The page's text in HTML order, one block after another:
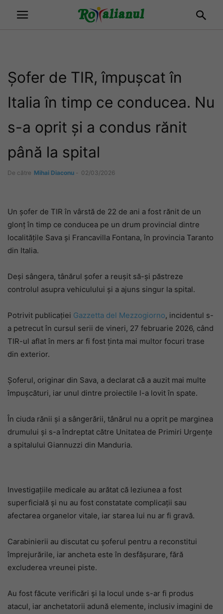
Șofer de TIR, împușcat în
Italia în timp ce conducea. Nu
s-a oprit și a condus rănit
până la spital
De către Mihai Diaconu - 02/03/2026
Un șofer de TIR în vârstă de 22 de ani a fost rănit de un
glonț în timp ce conducea pe un drum provincial dintre
localitățile Sava și Francavilla Fontana, în provincia Taranto
din Italia.
Deși sângera, tânărul șofer a reușit să-și păstreze
controlul asupra vehiculului și a ajuns singur la spital.
Potrivit publicației Gazzetta del Mezzogiorno, incidentul s-
a petrecut în cursul serii de vineri, 27 februarie 2026, când
TIR-ul aflat în mers ar fi fost ținta mai multor focuri trase
din exterior.
Șoferul, originar din Sava, a declarat că a auzit mai multe
împușcături, iar unul dintre proiectile l-a lovit în spate.
În ciuda rănii și a sângerării, tânărul nu a oprit pe marginea
drumului și s-a îndreptat către Unitatea de Primiri Urgențe
a spitalului Giannuzzi din Manduria.
Investigațiile medicale au arătat că leziunea a fost
superficială și nu au fost constatate complicații sau
afectarea organelor vitale, iar starea lui nu ar fi gravă.
Carabinierii au discutat cu șoferul pentru a reconstitui
împrejurările, iar ancheta este în desfășurare, fără
excluderea vreunei piste.
Au fost făcute verificări și la locul unde s-ar fi produs
atacul, iar anchetatorii adună elemente, inclusiv imagini de